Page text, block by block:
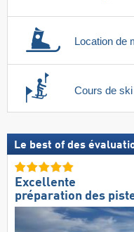
Location de
Cours de ski
Le best of des
Excellente
préparation des